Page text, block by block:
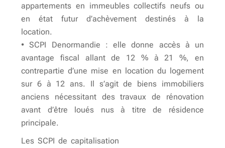
appartements en immeubles collectifs neufs ou
en état futur d’achèvement destinés à la
location.
• SCPI Denormandie : elle donne accès à un
avantage fiscal allant de 12 % à 21 %, en
contrepartie d’une mise en location du logement
sur 6 à 12 ans. Il s’agit de biens immobiliers
anciens nécessitant des travaux de rénovation
avant d’être loués nus à titre de résidence
principale.
Les SCPI de capitalisation